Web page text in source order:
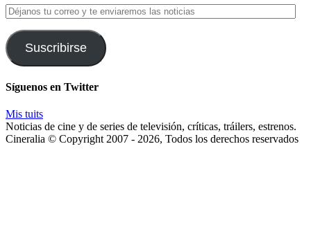
Déjanos
tu
correo
y
te
las
noticias
Suscribirse
Síguenos en Twitter
Mis tuits
Noticias de cine y de series de televisión, críticas, tráilers, estrenos.
Cineralia © Copyright 2007 - 2026, Todos los derechos reservados